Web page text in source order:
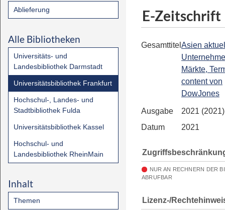
Ablieferung
Alle Bibliotheken
Universitäts- und
Landesbibliothek Darmstadt
Universitätsbibliothek Frankfurt
Hochschul-, Landes- und
Stadtbibliothek Fulda
Universitätsbibliothek Kassel
Hochschul- und
Landesbibliothek RheinMain
Inhalt
Themen
E-Zeitschrift
Gesamttitel Asien
Märkte,
content von
DowJones
Ausgabe
2021
Datum
2021
NUR AN RECHNERN DER
ABRUFBAR
Lizenz-/